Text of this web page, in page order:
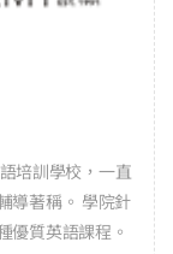
培訓學校，一直
導著稱。 學院針
優質英語課程。